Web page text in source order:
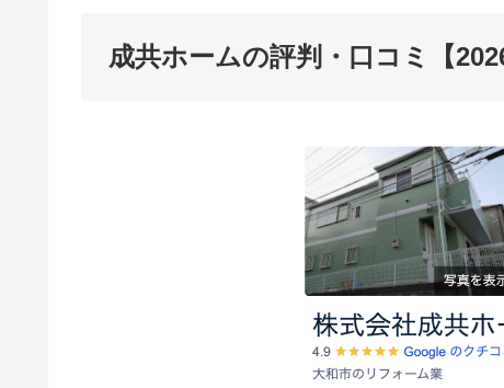
成共ホームの評判・口コミ【